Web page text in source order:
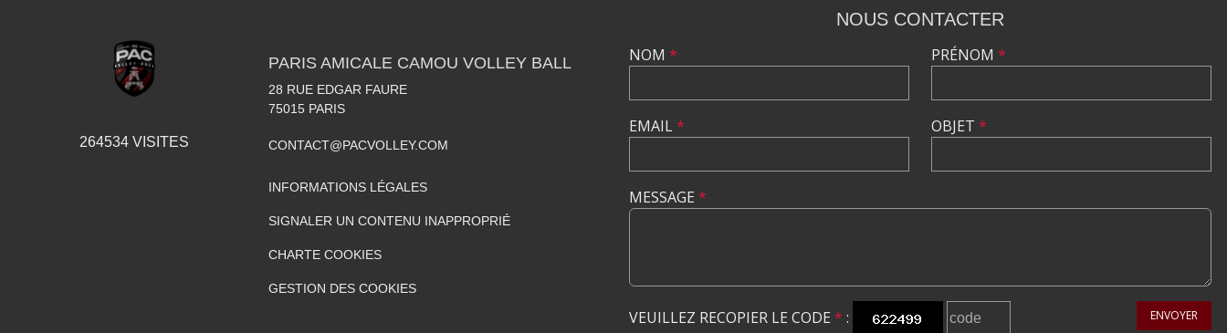
264534 VISITES
PARIS AMICALE CAMOU VOLLEY BALL
28 RUE EDGAR FAURE
75015 PARIS
CONTACT@PACVOLLEY.COM
INFORMATIONS LÉGALES
SIGNALER UN CONTENU INAPPROPRIÉ
CHARTE COOKIES
GESTION DES COOKIES
NOUS CONTACTER
NOM *
EMAIL*
PRÉNOM *
OBJET *
MESSAGE *
VEUILLEZ RECOPIER LE CODE * : ENVOYER